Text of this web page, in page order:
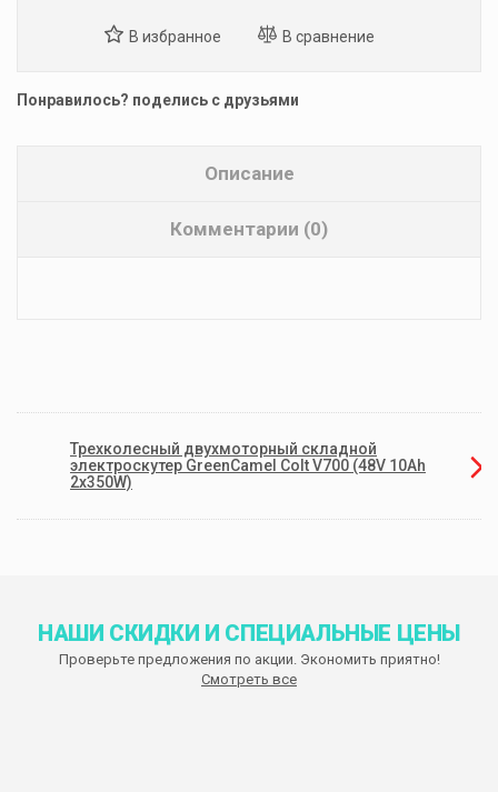
Понравилось? поделись с друзьями
Описание
Комментарии (0)
Трехколесный двухмоторный складной
электроскутер GreenCamel Colt V700 (48V 10Ah
2x350W)
НАШИ СКИДКИ И СПЕЦИАЛЬНЫЕ ЦЕНЫ
Проверьте предложения по акции. Экономить приятно!
Смотреть все